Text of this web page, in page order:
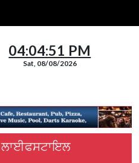
04:04:52 PM
Sat, 08/08/2026
ਲਾਈਫਸਟਾਇਲ